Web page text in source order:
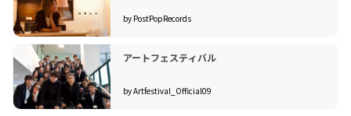
by PostPopRecords
アートフェスティバル
by Artfestival_Official09